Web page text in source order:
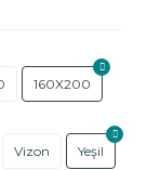
160X200
Vizon Yeşil